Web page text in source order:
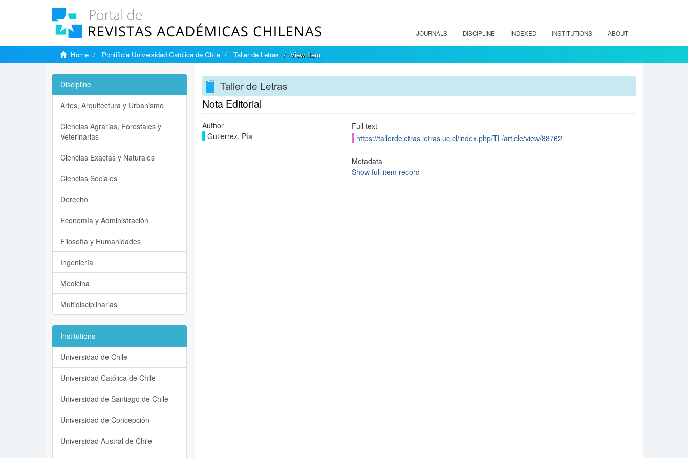
JOURNALS DISCIPLINE INDEXED INSTITUTIONS ABOUT
Home Pontificia Universidad Católica de Chile Taller de Letras View Item
Taller de Letras
Nota Editorial
Author
Gutierrez, Pía
Full text
https://tallerdeletras.letras.uc.cl/index.php/TL/article/view/88762
Metadata
Show full item record
Discipline
Artes, Arquitectura y Urbanismo
Ciencias Agrarias, Forestales y
Veterinarias
Ciencias Exactas y Naturales
Ciencias Sociales
Derecho
Economía y Administración
Filosofía y Humanidades
Ingeniería
Medicina
Multidisciplinarias
Institutions
Universidad de Chile
Universidad Católica de Chile
Universidad de Santiago de Chile
Universidad de Concepción
Universidad Austral de Chile